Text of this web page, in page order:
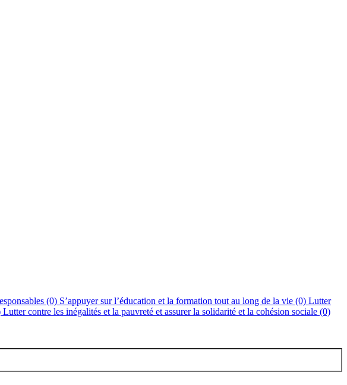
(0) S’appuyer sur l’éducation et la formation tout au long de la vie (0) Lutter
Lutter contre les inégalités et la pauvreté et assurer la solidarité et la cohésion sociale (0)